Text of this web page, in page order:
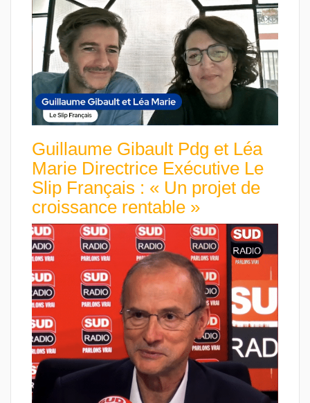
Guillaume Gibault Pdg et Léa
Marie Directrice Exécutive Le
Slip Français : « Un projet de
croissance rentable »